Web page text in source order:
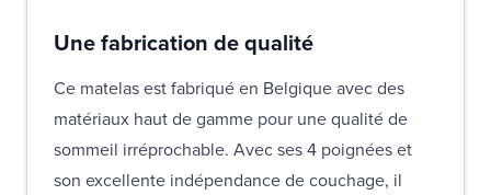
Une fabrication de qualité
Ce matelas est fabriqué en Belgique avec des
matériaux haut de gamme pour une qualité de
sommeil irréprochable. Avec ses 4 poignées et
son excellente indépendance de couchage, il